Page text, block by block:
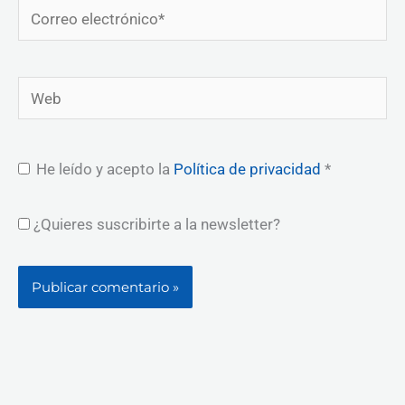
Correo
electrónico*
Web
He leído y acepto la Política de privacidad *
¿Quieres suscribirte a la newsletter?